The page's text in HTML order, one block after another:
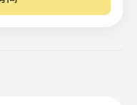
括新鲜超市、便利店、